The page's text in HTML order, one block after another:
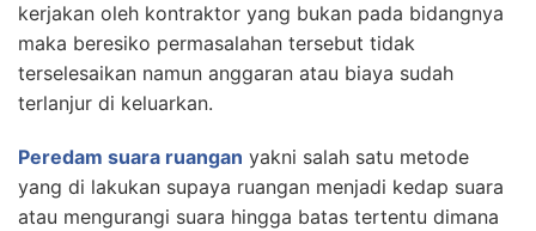
kerjakan oleh kontraktor yang bukan pada bidangnya
maka beresiko permasalahan tersebut tidak
terselesaikan namun anggaran atau biaya sudah
terlanjur di keluarkan.
Peredam suara ruangan yakni salah satu metode
yang di lakukan supaya ruangan menjadi kedap suara
atau mengurangi suara hingga batas tertentu dimana